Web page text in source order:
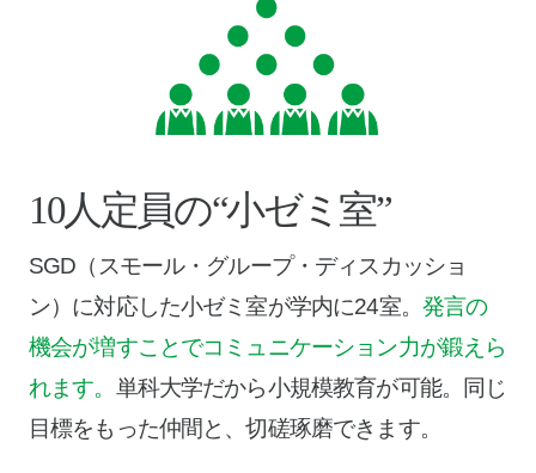
10人定員の“小ゼミ室”
SGD（スモール・グループ・ディスカッショ
ン）に対応した小ゼミ室が学内に24室。 発言の
機会が増すことでコミュニケーション力が鍛えら
れます。 単科大学だから小規模教育が可能。同じ
目標をもった仲間と、切磋琢磨できます。